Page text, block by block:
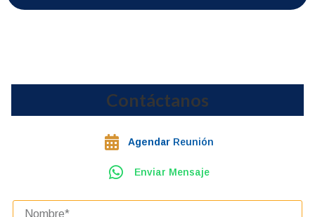
Contáctanos
Agendar Reunión
Enviar Mensaje